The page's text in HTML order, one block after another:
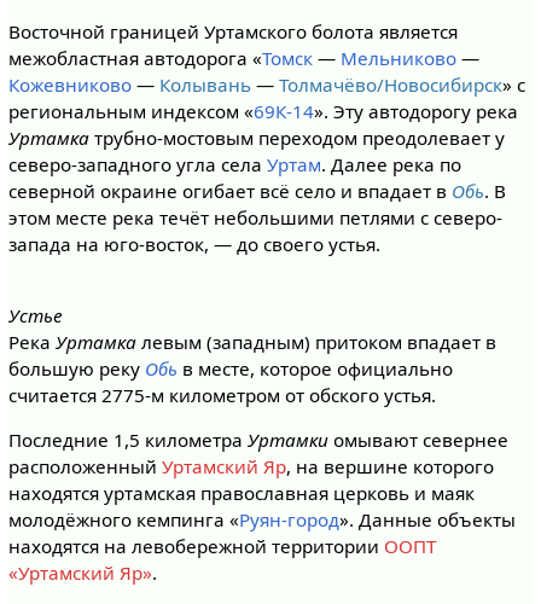
Восточной границей Уртамского болота является
межобластная автодорога «Томск— Мельниково—
Кожевниково— Колывань— Толмачёво/Новосибирск» с
региональным индексом «69К-14». Эту автодорогу река
Уртамкатрубно-мостовым переходом преодолевает у
северо-западного угла села Уртам. Далее река по
северной окраине огибает всё село и впадает в Обь. В
этом месте река течёт небольшими петлями с северо-
запада на юго-восток, — до своего устья.
Устье
Река Уртамкалевым (западным) притоком впадает в
большую реку Обь в месте, которое официально
считается 2775-м километром от обского устья.
Последние 1,5 километра Уртамкиомывают севернее
расположенный Уртамский Яр, на вершине которого
находятся уртамская православная церковь и маяк
молодёжного кемпинга «Руян-город». Данные объекты
находятся на левобережной территории ООПТ
«Уртамский Яр».